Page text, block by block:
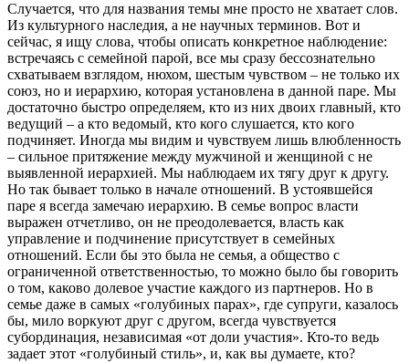
Случается, что для названия темы мне просто не хватает слов.
Из культурного наследия, а не научных терминов. Вот и
сейчас, я ищу слова, чтобы описать конкретное наблюдение:
встречаясь с семейной парой, все мы сразу бессознательно
схватываем взглядом, нюхом, шестым чувством – не только их
союз, но и иерархию, которая установлена в данной паре. Мы
достаточно быстро определяем, кто из них двоих главный, кто
ведущий – а кто ведомый, кто кого слушается, кто кого
подчиняет. Иногда мы видим и чувствуем лишь влюбленность
– сильное притяжение между мужчиной и женщиной с не
выявленной иерархией. Мы наблюдаем их тягу друг к другу.
Но так бывает только в начале отношений. В устоявшейся
паре я всегда замечаю иерархию. В семье вопрос власти
выражен отчетливо, он не преодолевается, власть как
управление и подчинение присутствует в семейных
отношений. Если бы это была не семья, а общество с
ограниченной ответственностью, то можно было бы говорить
о том, каково долевое участие каждого из партнеров. Но в
семье даже в самых «голубиных парах», где супруги, казалось
бы, мило воркуют друг с другом, всегда чувствуется
субординация, независимая «от доли участия». Кто-то ведь
задает этот «голубиный стиль», и, как вы думаете, кто?